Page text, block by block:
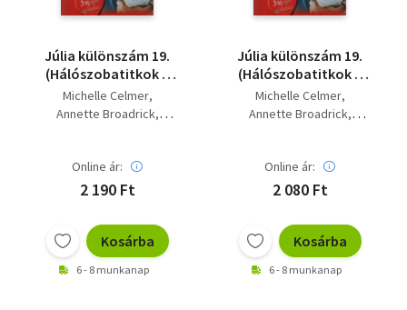
Tankönyv, segédkönyv
Társadalomtudomány
Természettudomány
Júlia különszám 19.
(Hálószobatitkok +
Kései tavasz + Az
ezermester)
Michelle Celmer
Annette Broadrick
Online ár:
2 190 Ft
Kosárba
6 - 8 munkanap
Júlia különszám 19.
(Hálószobatitkok +
Kései tavasz + Az
ezermester)
Michelle Celmer
Annette Broadrick
Online ár:
2 080 Ft
Kosárba
6 - 8 munkanap